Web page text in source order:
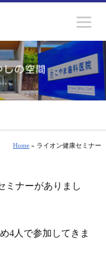
Home » ライオン健康セミナー
ミナーがありまし
4人で参加してきま